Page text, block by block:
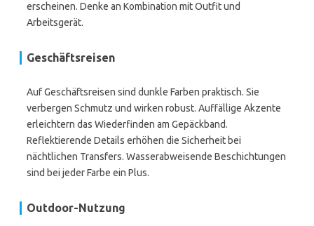
erscheinen. Denke an Kombination mit Outfit und
Arbeitsgerät.
Geschäftsreisen
Auf Geschäftsreisen sind dunkle Farben praktisch. Sie
verbergen Schmutz und wirken robust. Auffällige Akzente
erleichtern das Wiederfinden am Gepäckband.
Reflektierende Details erhöhen die Sicherheit bei
nächtlichen Transfers. Wasserabweisende Beschichtungen
sind bei jeder Farbe ein Plus.
Outdoor-Nutzung